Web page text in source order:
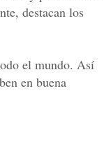
destacan los
el mundo. Así
en buena